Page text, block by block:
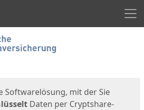
Softwarelösung, mit der Sie
Daten per Cryptshare-